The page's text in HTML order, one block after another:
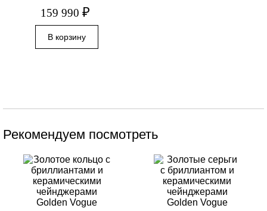
159 990₽
Рекомендуем посмотреть